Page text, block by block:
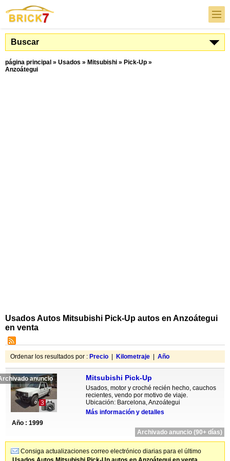
Buscar
página principal » Usados » Mitsubishi » Pick-Up »
Anzoátegui
Usados Autos Mitsubishi Pick-Up autos en Anzoátegui
en venta
Ordenar los resultados por : Precio Kilometraje Año
anuncio
3
Mitsubishi Pick-Up
Usados, motor y croché recién hecho, cauchos
recientes, vendo por motivo de viaje.
Ubicación: Barcelona, Anzoátegui
Más información y detalles
Año : 1999
Archivado anuncio (90+ días)
Consiga actualizaciones correo electrónico diarias para el último